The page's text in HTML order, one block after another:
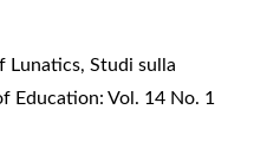
Lunatics, Studi sulla
Education: Vol. 14 No. 1